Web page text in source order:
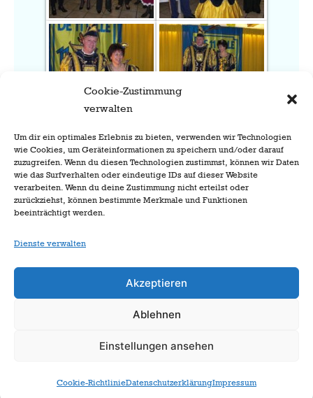
Cookie-Zustimmung
verwalten
Um dir ein optimales Erlebnis zu bieten, verwenden wir Technologien
wie Cookies, um Geräteinformationen zu speichern und/oder darauf
zuzugreifen. Wenn du diesen Technologien zustimmst, können wir Daten
wie das Surfverhalten oder eindeutige IDs auf dieser Website
verarbeiten. Wenn du deine Zustimmung nicht erteilst oder
zurückziehst, können bestimmte Merkmale und Funktionen
beeinträchtigt werden.
Dienste verwalten
Akzeptieren
Ablehnen
Einstellungen ansehen
Cookie-RichtlinieDatenschutzerklärungImpressum